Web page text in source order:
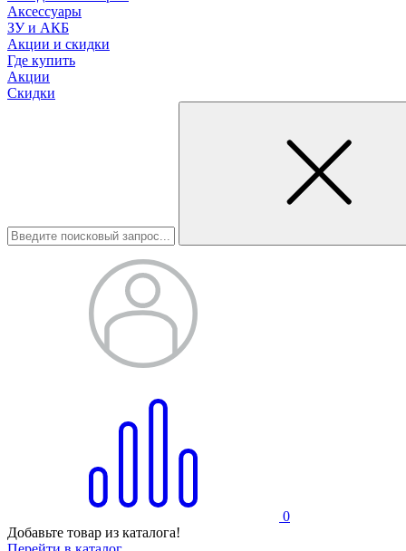
Аксессуары
ЗУ и АКБ
Акции и скидки
Где купить
Акции
Скидки
0
Добавьте товар из каталога!